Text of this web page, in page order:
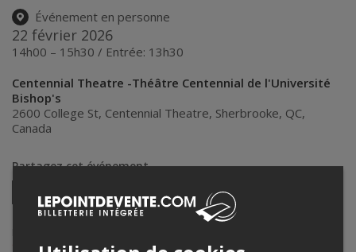
Événement en personne
22 février 2026
14h00 – 15h30 / Entrée: 13h30
Centennial Theatre -Théâtre Centennial de l'Université
Bishop's
2600 College St, Centennial Theatre, Sherbrooke, QC,
Canada
Partagez cet événement
Facebook LinkedinPinterestEnvoyer
par
Centennial de l'Université Bishop's
dans le cadre de l’affichage en